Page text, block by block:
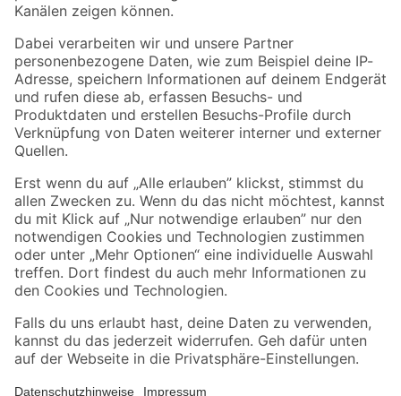
Folge uns
Zahlungsarten Versandarten
Sicher einkaufen
Jetzt die toom-App herunterladen
Alle Preisangaben in EUR inkl. gesetzl. MwSt.. Die dargestellten Angebote sind unter
Umständen nicht in allen Märkten verfügbar. Die angegebenen Verfügbarkeiten beziehen
Produkte nur solange der Vorrat reicht.